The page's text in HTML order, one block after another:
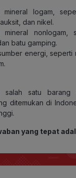
mineral logam,
dan nikel.
mineral nonlogam,
batu gamping.
energi, seperti
salah satu barang
ditemukan di
yang tepat